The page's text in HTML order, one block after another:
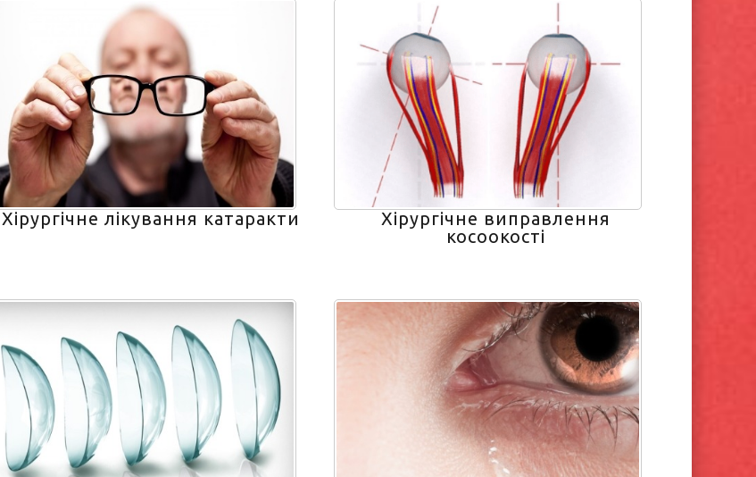
Хірургічне лікування катаракти
Хірургічне виправлення
косоокості